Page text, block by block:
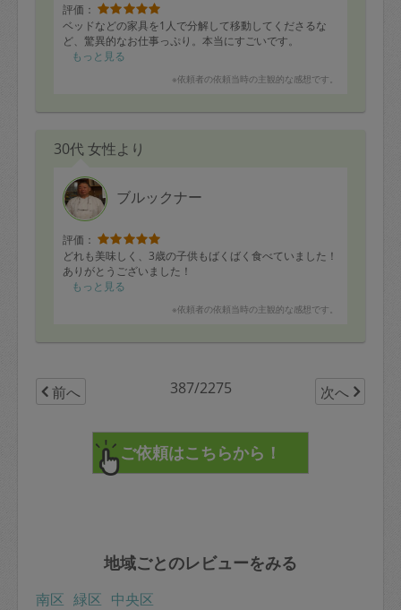
評価：
ベッドなどの家具を1人で分解して移動してくださるな
ど、驚異的なお仕事っぷり。本当にすごいです。
もっと見る
※依頼者の依頼当時の主観的な感想です。
30代 女性より
ブルックナー
評価：
どれも美味しく、3歳の子供もばくばく食べていました！
ありがとうございました！
もっと見る
※依頼者の依頼当時の主観的な感想です。
前へ 387/2275 次へ
地域ごとのレビューをみる
南区 緑区 中央区